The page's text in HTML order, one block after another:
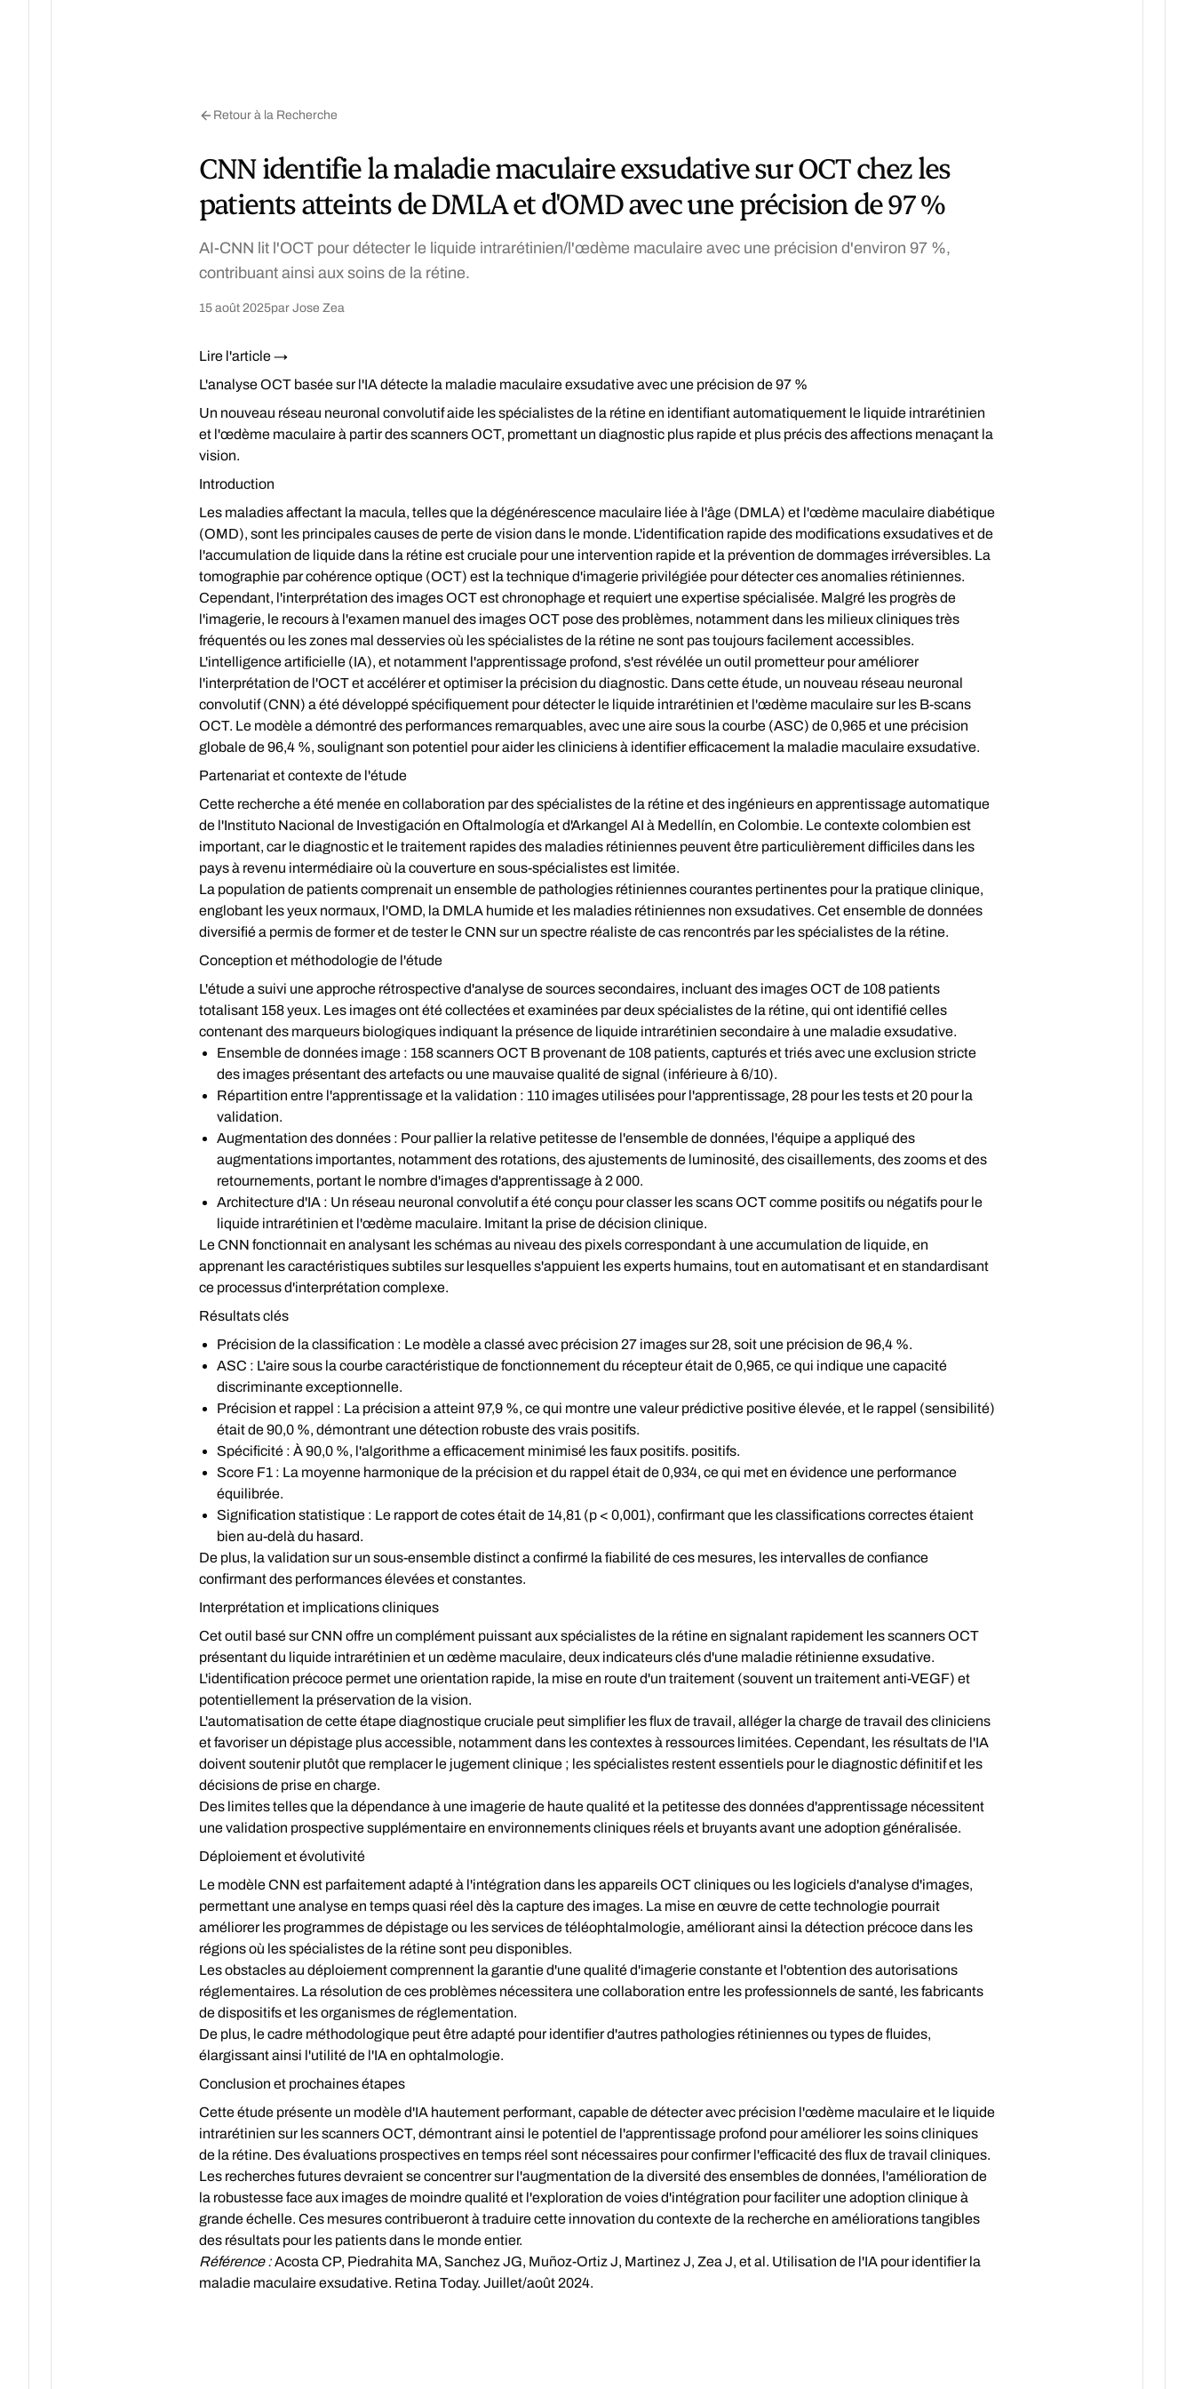
Retour à la Recherche
CNN identifie la maladie maculaire exsudative sur OCT chez les
patients atteints de DMLA et d'OMD avec une précision de 97 %
AI-CNN lit l'OCT pour détecter le liquide intrarétinien/l'œdème maculaire avec une précision d'environ 97 %,
contribuant ainsi aux soins de la rétine.
15 août 2025par Jose Zea
Lire l'article →
L'analyse OCT basée sur l'IA détecte la maladie maculaire exsudative avec une précision de 97 %
Un nouveau réseau neuronal convolutif aide les spécialistes de la rétine en identifiant automatiquement le liquide intrarétinien
et l'œdème maculaire à partir des scanners OCT, promettant un diagnostic plus rapide et plus précis des affections menaçant la
vision.
Introduction
Les maladies affectant la macula, telles que la dégénérescence maculaire liée à l'âge (DMLA) et l'œdème maculaire diabétique
(OMD), sont les principales causes de perte de vision dans le monde. L'identification rapide des modifications exsudatives et de
l'accumulation de liquide dans la rétine est cruciale pour une intervention rapide et la prévention de dommages irréversibles. La
tomographie par cohérence optique (OCT) est la technique d'imagerie privilégiée pour détecter ces anomalies rétiniennes.
Cependant, l'interprétation des images OCT est chronophage et requiert une expertise spécialisée. Malgré les progrès de
l'imagerie, le recours à l'examen manuel des images OCT pose des problèmes, notamment dans les milieux cliniques très
fréquentés ou les zones mal desservies où les spécialistes de la rétine ne sont pas toujours facilement accessibles.
L'intelligence artificielle (IA), et notamment l'apprentissage profond, s'est révélée un outil prometteur pour améliorer
l'interprétation de l'OCT et accélérer et optimiser la précision du diagnostic. Dans cette étude, un nouveau réseau neuronal
convolutif (CNN) a été développé spécifiquement pour détecter le liquide intrarétinien et l'œdème maculaire sur les B-scans
OCT. Le modèle a démontré des performances remarquables, avec une aire sous la courbe (ASC) de 0,965 et une précision
globale de 96,4 %, soulignant son potentiel pour aider les cliniciens à identifier efficacement la maladie maculaire exsudative.
Partenariat et contexte de l'étude
Cette recherche a été menée en collaboration par des spécialistes de la rétine et des ingénieurs en apprentissage automatique
de l'Instituto Nacional de Investigación en Oftalmología et d'Arkangel AI à Medellín, en Colombie. Le contexte colombien est
important, car le diagnostic et le traitement rapides des maladies rétiniennes peuvent être particulièrement difficiles dans les
pays à revenu intermédiaire où la couverture en sous-spécialistes est limitée.
La population de patients comprenait un ensemble de pathologies rétiniennes courantes pertinentes pour la pratique clinique,
englobant les yeux normaux, l'OMD, la DMLA humide et les maladies rétiniennes non exsudatives. Cet ensemble de données
diversifié a permis de former et de tester le CNN sur un spectre réaliste de cas rencontrés par les spécialistes de la rétine.
Conception et méthodologie de l'étude
L'étude a suivi une approche rétrospective d'analyse de sources secondaires, incluant des images OCT de 108 patients
totalisant 158 yeux. Les images ont été collectées et examinées par deux spécialistes de la rétine, qui ont identifié celles
contenant des marqueurs biologiques indiquant la présence de liquide intrarétinien secondaire à une maladie exsudative.
Ensemble de données image : 158 scanners OCT B provenant de 108 patients, capturés et triés avec une exclusion stricte
des images présentant des artefacts ou une mauvaise qualité de signal (inférieure à 6/10).
Répartition entre l'apprentissage et la validation : 110 images utilisées pour l'apprentissage, 28 pour les tests et 20 pour la
validation.
Augmentation des données : Pour pallier la relative petitesse de l'ensemble de données, l'équipe a appliqué des
augmentations importantes, notamment des rotations, des ajustements de luminosité, des cisaillements, des zooms et des
retournements, portant le nombre d'images d'apprentissage à 2 000.
Architecture d'IA : Un réseau neuronal convolutif a été conçu pour classer les scans OCT comme positifs ou négatifs pour le
liquide intrarétinien et l'œdème maculaire. Imitant la prise de décision clinique.
Le CNN fonctionnait en analysant les schémas au niveau des pixels correspondant à une accumulation de liquide, en
apprenant les caractéristiques subtiles sur lesquelles s'appuient les experts humains, tout en automatisant et en standardisant
ce processus d'interprétation complexe.
Résultats clés
Précision de la classification : Le modèle a classé avec précision 27 images sur 28, soit une précision de 96,4 %.
ASC : L'aire sous la courbe caractéristique de fonctionnement du récepteur était de 0,965, ce qui indique une capacité
discriminante exceptionnelle.
Précision et rappel : La précision a atteint 97,9 %, ce qui montre une valeur prédictive positive élevée, et le rappel (sensibilité)
était de 90,0 %, démontrant une détection robuste des vrais positifs.
Spécificité : À 90,0 %, l'algorithme a efficacement minimisé les faux positifs. positifs.
Score F1 : La moyenne harmonique de la précision et du rappel était de 0,934, ce qui met en évidence une performance
équilibrée.
Signification statistique : Le rapport de cotes était de 14,81 (p < 0,001), confirmant que les classifications correctes étaient
bien au-delà du hasard.
De plus, la validation sur un sous-ensemble distinct a confirmé la fiabilité de ces mesures, les intervalles de confiance
confirmant des performances élevées et constantes.
Interprétation et implications cliniques
Cet outil basé sur CNN offre un complément puissant aux spécialistes de la rétine en signalant rapidement les scanners OCT
présentant du liquide intrarétinien et un œdème maculaire, deux indicateurs clés d'une maladie rétinienne exsudative.
L'identification précoce permet une orientation rapide, la mise en route d'un traitement (souvent un traitement anti-VEGF) et
potentiellement la préservation de la vision.
L'automatisation de cette étape diagnostique cruciale peut simplifier les flux de travail, alléger la charge de travail des cliniciens
et favoriser un dépistage plus accessible, notamment dans les contextes à ressources limitées. Cependant, les résultats de l'IA
doivent soutenir plutôt que remplacer le jugement clinique ; les spécialistes restent essentiels pour le diagnostic définitif et les
décisions de prise en charge.
Des limites telles que la dépendance à une imagerie de haute qualité et la petitesse des données d'apprentissage nécessitent
une validation prospective supplémentaire en environnements cliniques réels et bruyants avant une adoption généralisée.
Déploiement et évolutivité
Le modèle CNN est parfaitement adapté à l'intégration dans les appareils OCT cliniques ou les logiciels d'analyse d'images,
permettant une analyse en temps quasi réel dès la capture des images. La mise en œuvre de cette technologie pourrait
améliorer les programmes de dépistage ou les services de téléophtalmologie, améliorant ainsi la détection précoce dans les
régions où les spécialistes de la rétine sont peu disponibles.
Les obstacles au déploiement comprennent la garantie d'une qualité d'imagerie constante et l'obtention des autorisations
réglementaires. La résolution de ces problèmes nécessitera une collaboration entre les professionnels de santé, les fabricants
de dispositifs et les organismes de réglementation.
De plus, le cadre méthodologique peut être adapté pour identifier d'autres pathologies rétiniennes ou types de fluides,
élargissant ainsi l'utilité de l'IA en ophtalmologie.
Conclusion et prochaines étapes
Cette étude présente un modèle d'IA hautement performant, capable de détecter avec précision l'œdème maculaire et le liquide
intrarétinien sur les scanners OCT, démontrant ainsi le potentiel de l'apprentissage profond pour améliorer les soins cliniques
de la rétine. Des évaluations prospectives en temps réel sont nécessaires pour confirmer l'efficacité des flux de travail cliniques.
Les recherches futures devraient se concentrer sur l'augmentation de la diversité des ensembles de données, l'amélioration de
la robustesse face aux images de moindre qualité et l'exploration de voies d'intégration pour faciliter une adoption clinique à
grande échelle. Ces mesures contribueront à traduire cette innovation du contexte de la recherche en améliorations tangibles
des résultats pour les patients dans le monde entier.
Référence :Acosta CP, Piedrahita MA, Sanchez JG, Muñoz-Ortiz J, Martinez J, Zea J, et al. Utilisation de l'IA pour identifier la
maladie maculaire exsudative. Retina Today. Juillet/août 2024.